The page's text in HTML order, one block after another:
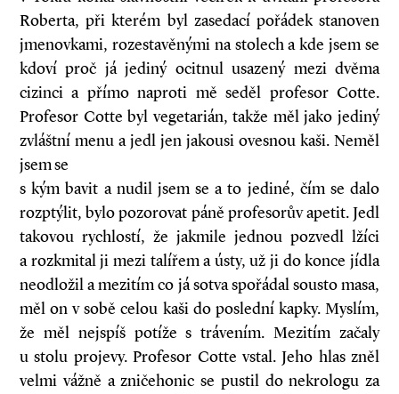
Roberta, při kterém byl zasedací pořádek stanoven
jmenovkami, rozestavěnými na stolech a kde jsem se
kdoví proč já jediný ocitnul usazený mezi dvěma
cizinci a přímo naproti mě seděl profesor Cotte.
Profesor Cotte byl vegetarián, takže měl jako jediný
zvláštní menu a jedl jen jakousi ovesnou kaši. Neměl
jsem se
s kým bavit a nudil jsem se a to jediné, čím se dalo
rozptýlit, bylo pozorovat páně profesorův apetit. Jedl
takovou rychlostí, že jakmile jednou pozvedl lžíci
a rozkmital ji mezi talířem a ústy, už ji do konce jídla
neodložil a mezitím co já sotva spořádal sousto masa,
měl on v sobě celou kaši do poslední kapky. Myslím,
že měl nejspíš potíže s trávením. Mezitím začaly
u stolu projevy. Profesor Cotte vstal. Jeho hlas zněl
velmi vážně a zničehonic se pustil do nekrologu za